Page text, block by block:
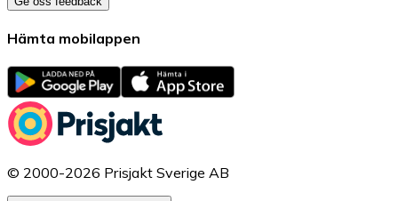
Hämta mobilappen
© 2000-2026 Prisjakt Sverige AB